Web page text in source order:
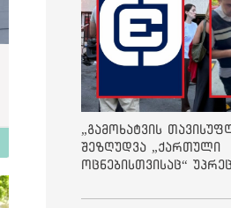
„გამოხატვის
შეზღუდვა „ქართული
ოცნებისთვისაც“